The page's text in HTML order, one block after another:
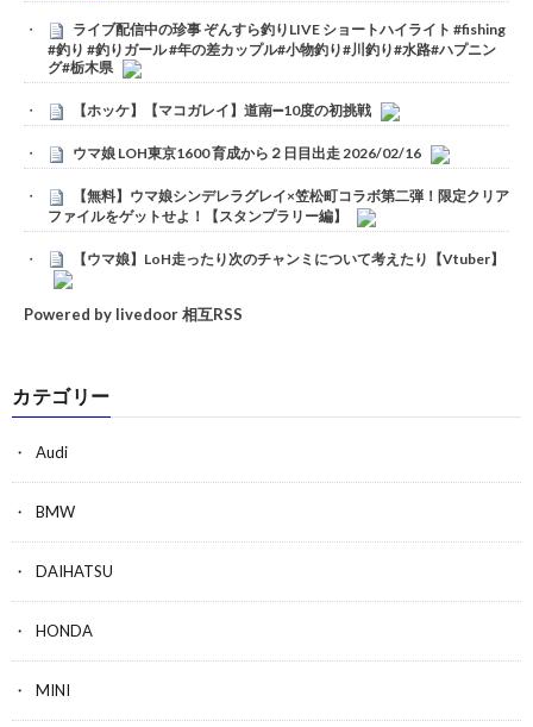
ライブ配信中の珍事 ぞんすら釣りLIVE ショートハイライト #fishing
#釣り #釣りガール #年の差カップル#小物釣り#川釣り#水路#ハプニン
グ#栃木県
【ホッケ】【マコガレイ】道南➖10度の初挑戦
ウマ娘 LOH東京1600 育成から２日目出走 2026/02/16
【無料】ウマ娘シンデレラグレイ×笠松町コラボ第二弾！限定クリア
ファイルをゲットせよ！【スタンプラリー編】
【ウマ娘】LoH走ったり次のチャンミについて考えたり【Vtuber】
Powered by livedoor 相互RSS
カテゴリー
Audi
BMW
DAIHATSU
HONDA
MINI